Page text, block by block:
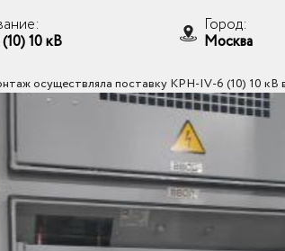
10 кВ
Город:
Москва
осуществляла поставку КРН-IV-6 (10) 10 кВ